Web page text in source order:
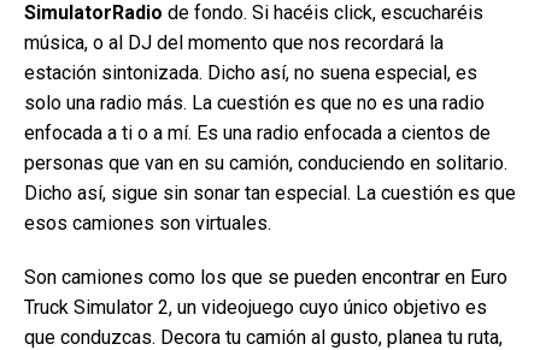
SimulatorRadio de fondo. Si hacéis click, escucharéis
música, o al DJ del momento que nos recordará la
estación sintonizada. Dicho así, no suena especial, es
solo una radio más. La cuestión es que no es una radio
enfocada a ti o a mí. Es una radio enfocada a cientos de
personas que van en su camión, conduciendo en solitario.
Dicho así, sigue sin sonar tan especial. La cuestión es que
esos camiones son virtuales.
Son camiones como los que se pueden encontrar en Euro
Truck Simulator 2, un videojuego cuyo único objetivo es
que conduzcas. Decora tu camión al gusto, planea tu ruta,